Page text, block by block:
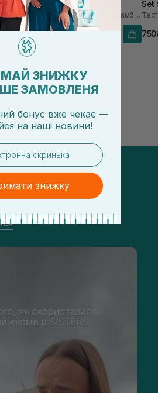
Ayurvedique
Набір парфумів з ароматом амбри, ванілі та пачулі
3 738₴
Set
в Instagram
ЗНИЖКУ
ЗАМОВЛЕНЯ
бонус вже чекає —
на наші новини!
знижку